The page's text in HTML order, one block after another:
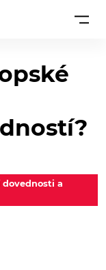
a